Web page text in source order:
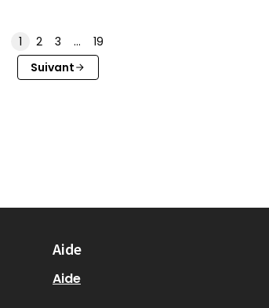
1 2 3 …
19
Suivant
Aide
Aide